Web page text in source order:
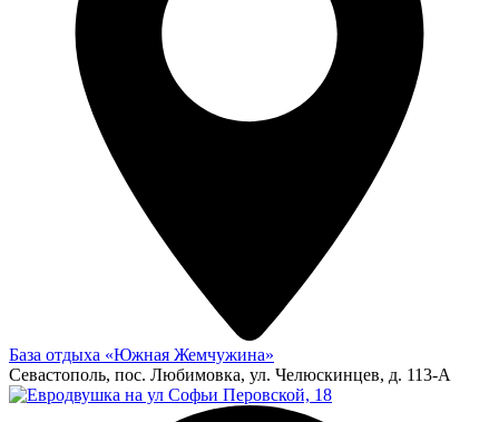
База отдыха «Южная Жемчужина»
Севастополь, пос. Любимовка, ул. Челюскинцев, д. 113-А